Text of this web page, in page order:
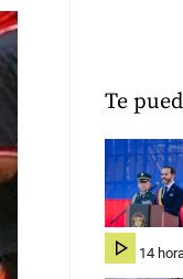
Te
hace 14